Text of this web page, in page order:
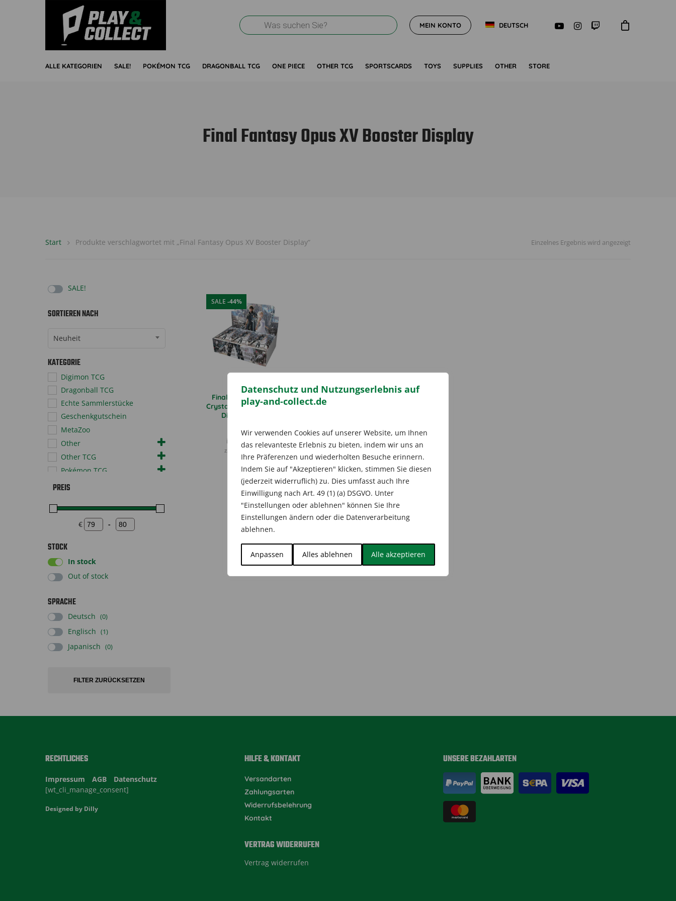
Datenschutz und Nutzungserlebnis auf
play-and-collect.de
Wir verwenden Cookies auf unserer Website, um Ihnen
das relevanteste Erlebnis zu bieten, indem wir uns an
Ihre Präferenzen und wiederholten Besuche erinnern.
Indem Sie auf "Akzeptieren" klicken, stimmen Sie diesen
(jederzeit widerruflich) zu. Dies umfasst auch Ihre
Einwilligung nach Art. 49 (1) (a) DSGVO. Unter
"Einstellungen oder ablehnen" können Sie Ihre
Einstellungen ändern oder die Datenverarbeitung
ablehnen.
Anpassen Alles ablehnen Alle akzeptieren
Products
search
MEIN KONTO DEUTSCH
ALLE KATEGORIEN SALE! POKÉMON TCG DRAGONBALL TCG ONE PIECE OTHER TCG SPORTSCARDS TOYS SUPPLIES OTHER STORE
Final Fantasy Opus XV Booster Display
Einzelnes Ergebnis wird angezeigt
Start Produkte verschlagwortet mit „Final Fantasy Opus XV Booster Display“
SALE!
SORTIEREN NACH
Neuheit
KATEGORIE
Digimon TCG
Dragonball TCG
Echte Sammlerstücke
Geschenkgutschein
MetaZoo
Other
Other TCG
Pokémon TCG
Sonstiges
Supplies
PREIS
€ Minimum Price
-
Maximum Price
STOCK
In stock
Out of stock
SPRACHE
Deutsch (0)
Englisch (1)
Japanisch (0)
FILTER ZURÜCKSETZEN
SALE -44%
Final Fantasy Opus XV
Crystal Dominion Booster
Display (EN) 🇬🇧
Preis
war:
143,64 €
79,99
Preis
ist:
79,99 €.
inkl. 19 % MwSt.
zzgl.
RECHTLICHES
Impressum AGB
Datenschutz
[wt_cli_manage_consent]
Designed by Dilly
HILFE & KONTAKT
Versandarten
Zahlungsarten
Widerrufsbelehrung
Kontakt
VERTRAG WIDERRUFEN
Vertrag widerrufen
UNSERE BEZAHLARTEN